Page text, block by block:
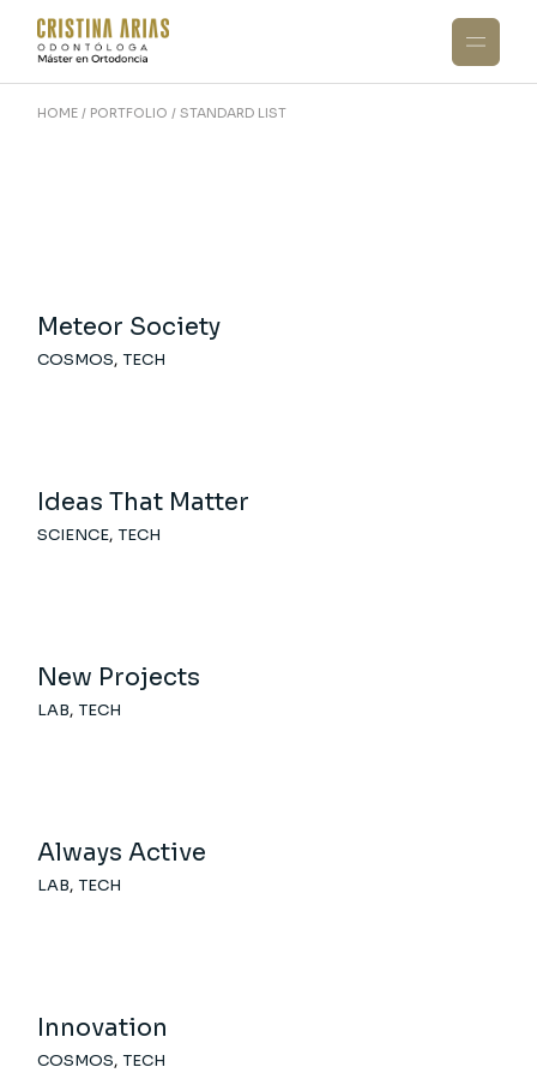
HOME PORTFOLIO STANDARD LIST
Meteor Society
COSMOS TECH
Ideas That Matter
SCIENCE TECH
New Projects
LAB TECH
Always Active
LAB TECH
Innovation
COSMOS TECH